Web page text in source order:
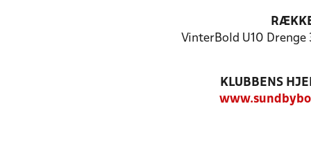
VinterBold U10 Drenge
KLUBBENS